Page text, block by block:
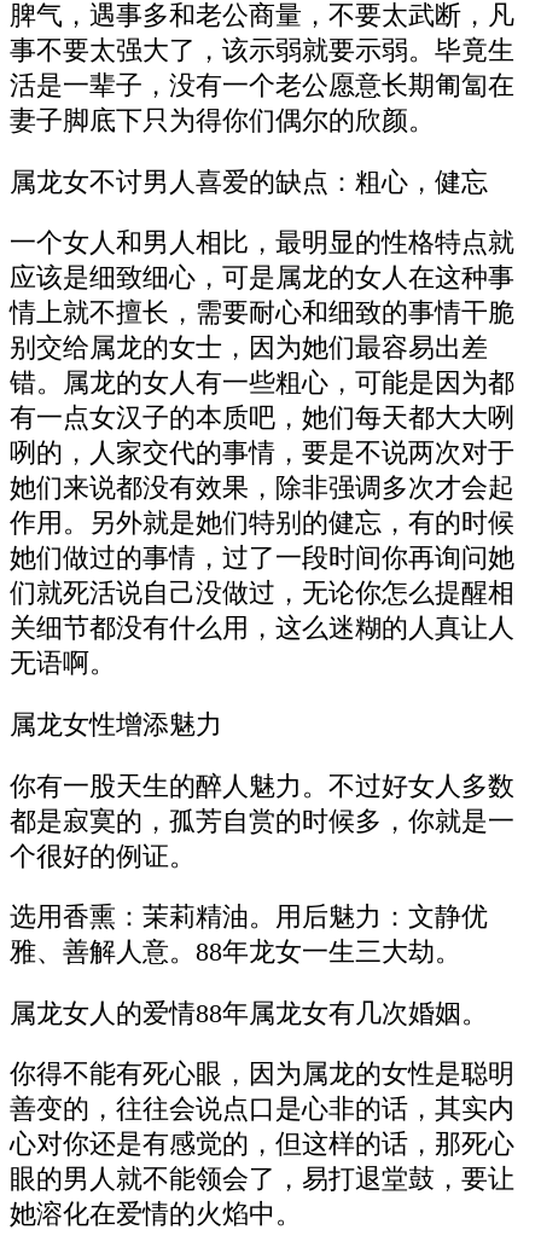
脾气，遇事多和老公商量，不要太武断，凡
事不要太强大了，该示弱就要示弱。毕竟生
活是一辈子，没有一个老公愿意长期匍匐在
妻子脚底下只为得你们偶尔的欣颜。
属龙女不讨男人喜爱的缺点：粗心，健忘
一个女人和男人相比，最明显的性格特点就
应该是细致细心，可是属龙的女人在这种事
情上就不擅长，需要耐心和细致的事情干脆
别交给属龙的女士，因为她们最容易出差
错。属龙的女人有一些粗心，可能是因为都
有一点女汉子的本质吧，她们每天都大大咧
咧的，人家交代的事情，要是不说两次对于
她们来说都没有效果，除非强调多次才会起
作用。另外就是她们特别的健忘，有的时候
她们做过的事情，过了一段时间你再询问她
们就死活说自己没做过，无论你怎么提醒相
关细节都没有什么用，这么迷糊的人真让人
无语啊。
属龙女性增添魅力
你有一股天生的醉人魅力。不过好女人多数
都是寂寞的，孤芳自赏的时候多，你就是一
个很好的例证。
选用香熏：茉莉精油。用后魅力：文静优
雅、善解人意。88年龙女一生三大劫。
属龙女人的爱情88年属龙女有几次婚姻。
你得不能有死心眼，因为属龙的女性是聪明
善变的，往往会说点口是心非的话，其实内
心对你还是有感觉的，但这样的话，那死心
眼的男人就不能领会了，易打退堂鼓，要让
她溶化在爱情的火焰中。